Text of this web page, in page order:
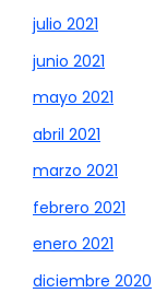
julio 2021
junio 2021
mayo 2021
abril 2021
marzo 2021
febrero 2021
enero 2021
diciembre 2020